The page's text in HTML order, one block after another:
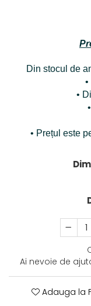
Din stocul de
•
• Prețul este
Ai nevoie de
Adauga la